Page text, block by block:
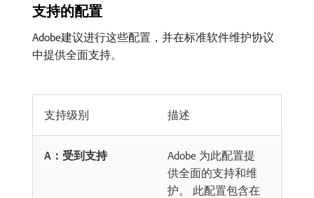
支持的配置
Adobe建议进行这些配置，并在标准软件维护协议
中提供全面支持。
支持级别 描述
A：受到支持
Adobe 为此配置提
供全面的支持和维
护。 此配置包含在